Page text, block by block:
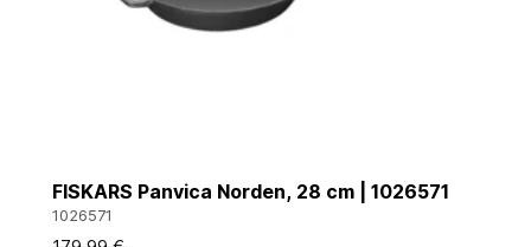
FISKARS Panvica Norden, 28 cm | 1026571
1026571